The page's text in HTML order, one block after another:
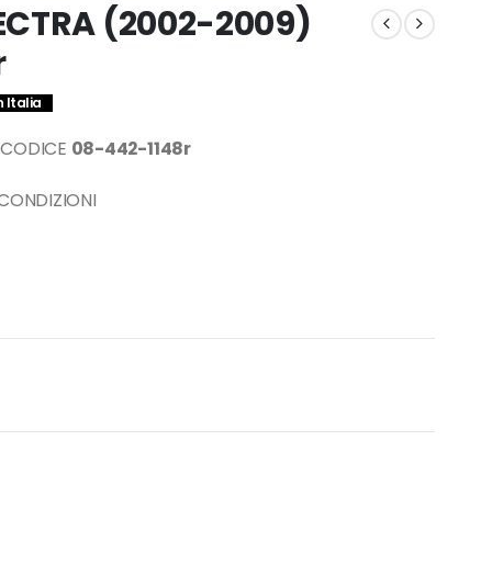
(2002-2009)
Italia
08-442-1148r